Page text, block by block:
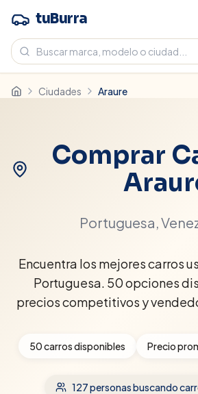
tuBurra
Ciudades Araure
Comprar
Portuguesa,
Encuentra los mejores carros
Portuguesa. 50 opciones
precios competitivos y
50carros disponibles Precio
127personas buscando